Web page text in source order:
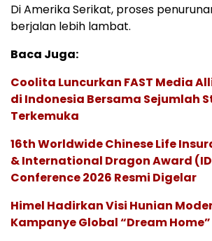
Di Amerika Serikat, proses
berjalan lebih lambat.
Baca Juga:
Coolita Luncurkan FAST Media
di Indonesia Bersama Sejumlah
Terkemuka
16th Worldwide Chinese Life
& International Dragon Award
Conference 2026 Resmi Digelar
Himel Hadirkan Visi Hunian
Kampanye Global “Dream Home”